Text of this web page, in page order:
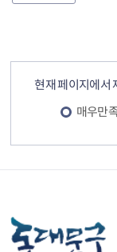
현재 페이지에서
매우만